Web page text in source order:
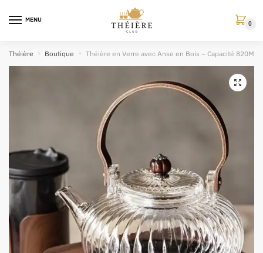
MENU
0
Théière » Boutique Théière en Verre avec Anse en Bois – Capacité 820ML
🔍